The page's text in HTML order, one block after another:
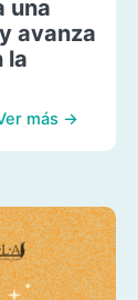
una
avanza
la
más →